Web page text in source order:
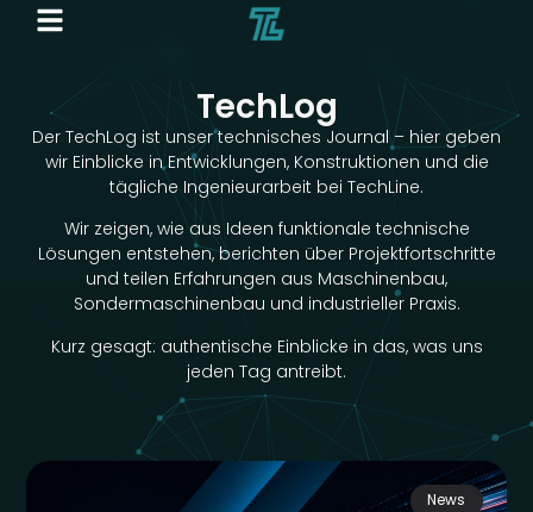
TechLog
Der TechLog ist unser technisches Journal – hier geben
wir Einblicke in Entwicklungen, Konstruktionen und die
tägliche Ingenieurarbeit bei TechLine.
Wir zeigen, wie aus Ideen funktionale technische
Lösungen entstehen, berichten über Projektfortschritte
und teilen Erfahrungen aus Maschinenbau,
Sondermaschinenbau und industrieller Praxis.
Kurz gesagt: authentische Einblicke in das, was uns
jeden Tag antreibt.
News